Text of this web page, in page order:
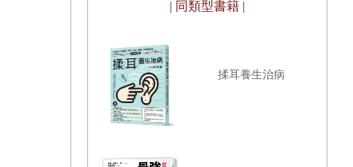
| 同類型書籍 |
揉耳養生治病